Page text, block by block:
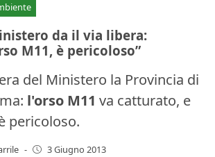
da il via libera:
M11, è pericoloso”
del Ministero la Provincia di
l'orso M11 va catturato, e
pericoloso.
- 3 Giugno 2013